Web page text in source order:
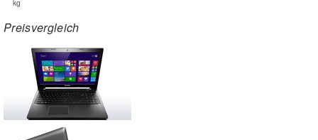
kg
Preisvergleich